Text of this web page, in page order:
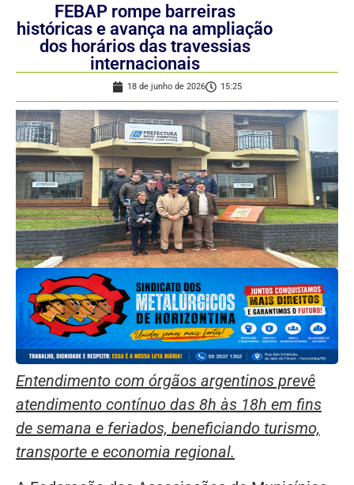
FEBAP rompe barreiras
históricas e avança na ampliação
dos horários das travessias
internacionais
18 de junho de 2026 15:25
Entendimento com órgãos argentinos prevê
atendimento contínuo das 8h às 18h em fins
de semana e feriados, beneficiando turismo,
transporte e economia regional.